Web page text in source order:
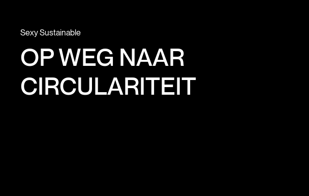
Sexy Sustainable
OP WEG NAAR
CIRCULARITEIT